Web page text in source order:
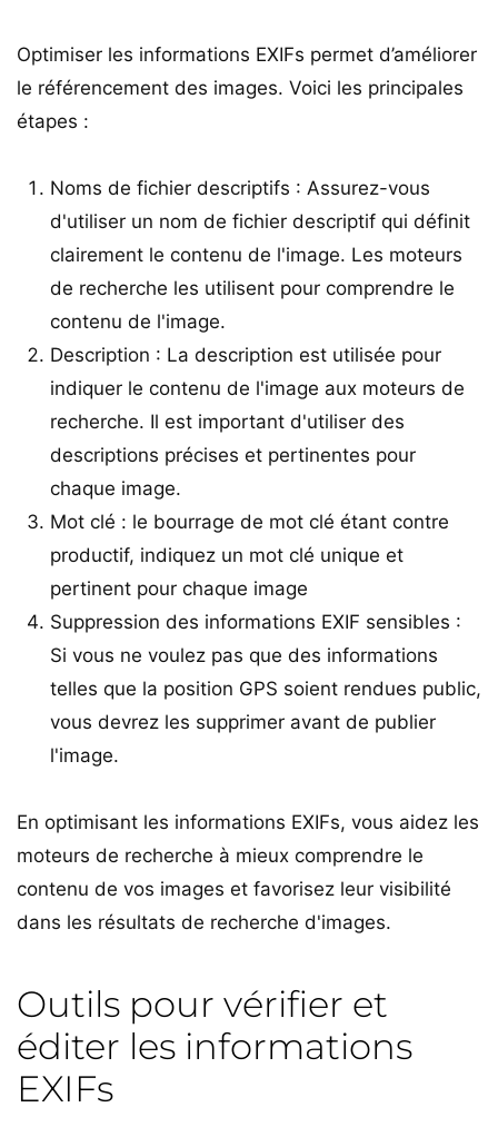
Optimiser les informations EXIFs permet d’améliorer
le référencement des images. Voici les principales
étapes :
Noms de fichier descriptifs : Assurez-vous
d'utiliser un nom de fichier descriptif qui définit
clairement le contenu de l'image. Les moteurs
de recherche les utilisent pour comprendre le
contenu de l'image.
Description : La description est utilisée pour
indiquer le contenu de l'image aux moteurs de
recherche. Il est important d'utiliser des
descriptions précises et pertinentes pour
chaque image.
Mot clé : le bourrage de mot clé étant contre
productif, indiquez un mot clé unique et
pertinent pour chaque image
Suppression des informations EXIF sensibles :
Si vous ne voulez pas que des informations
telles que la position GPS soient rendues public,
vous devrez les supprimer avant de publier
l'image.
En optimisant les informations EXIFs, vous aidez les
moteurs de recherche à mieux comprendre le
contenu de vos images et favorisez leur visibilité
dans les résultats de recherche d'images.
Outils pour vérifier et
éditer les informations
EXIFs